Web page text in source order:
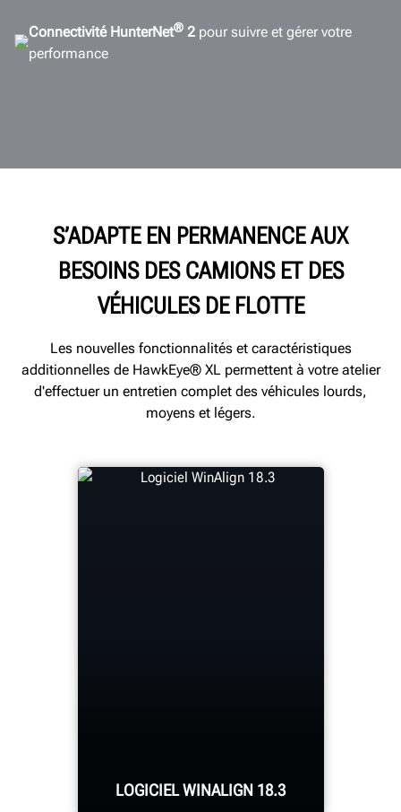
Connectivité HunterNet® 2 pour suivre et gérer votre
performance
S’ADAPTE EN PERMANENCE AUX
BESOINS DES CAMIONS ET DES
VÉHICULES DE FLOTTE
Les nouvelles fonctionnalités et caractéristiques
additionnelles de HawkEye® XL permettent à votre atelier
d'effectuer un entretien complet des véhicules lourds,
moyens et légers.
LOGICIEL WINALIGN 18.3